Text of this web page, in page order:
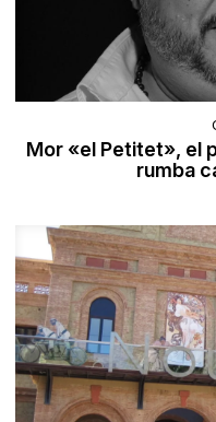
Mor «el Petitet», el
rumba